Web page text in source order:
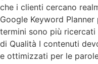
che i clienti cercano
Google Keyword
termini sono più
di Qualità I contenuti
e ottimizzati per le